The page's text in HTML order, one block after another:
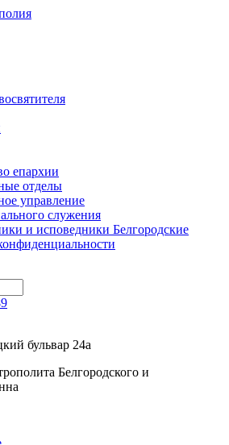
епархии
отделы
управление
служения
и исповедники Белгородские
бульвар 24а
Белгородского и